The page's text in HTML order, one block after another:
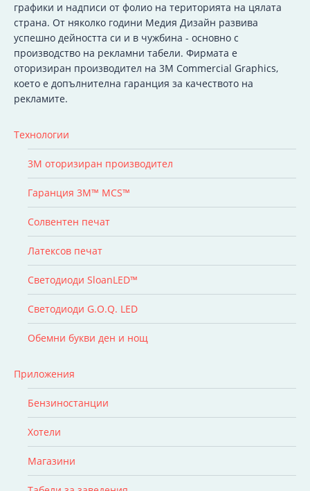
графики и надписи от фолио на територията на цялата
страна. От няколко години Медия Дизайн развива
успешно дейността си и в чужбина - основно с
производство на рекламни табели. Фирмата е
оторизиран производител на 3M Commercial Graphics,
което е допълнителна гаранция за качеството на
рекламите.
Технологии
3M оторизиран производител
Гаранция 3M™ MCS™
Солвентен печат
Латексов печат
Светодиоди SloanLED™
Светодиоди G.O.Q. LED
Обемни букви ден и нощ
Приложения
Бензиностанции
Хотели
Магазини